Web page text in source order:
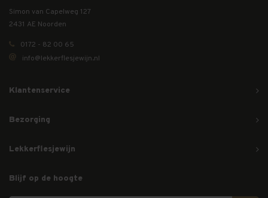
Simon van Capelweg 127
2431 AE Noorden
0172 - 82 00 65
info@lekkerflesjewijn.nl
Klantenservice
Bezorging
Lekkerflesjewijn
Blijf op de hoogte